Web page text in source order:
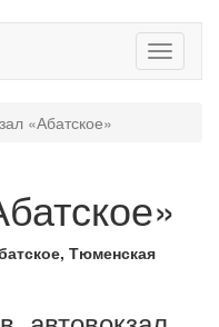
«Абатское»
Тюменская